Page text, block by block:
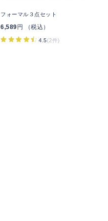
フォーマル３点セット
6,589円 （税込）
4.5(2件)